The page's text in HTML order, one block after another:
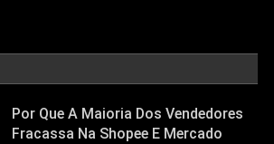
Por Que A Maioria Dos Vendedores
Fracassa Na Shopee E Mercado